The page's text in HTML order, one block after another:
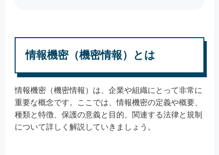
情報機密（機密情報）とは
情報機密（機密情報）は、企業や組織にとって非常に
重要な概念です。ここでは、情報機密の定義や概要、
種類と特徴、保護の意義と目的、関連する法律と規制
について詳しく解説していきましょう。